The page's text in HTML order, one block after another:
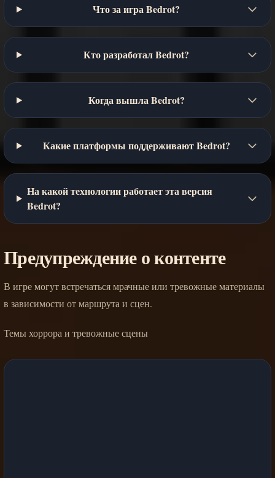
Что за игра Bedrot?
Кто разработал Bedrot?
Когда вышла Bedrot?
Какие платформы поддерживают Bedrot?
На какой технологии работает эта версия
Bedrot?
Предупреждение о контенте
В игре могут встречаться мрачные или тревожные материалы
в зависимости от маршрута и сцен.
Темы хоррора и тревожные сцены